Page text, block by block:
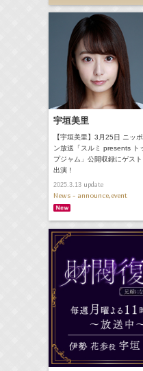
宇垣美里
【宇垣美里】3月25日 ニッポ
ン放送「スルミ presents ト
プジャム」公開収録にゲスト
出演！
2025.3.13update
News - announce,event